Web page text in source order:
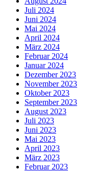
Juli 2024
Juni 2024
Mai 2024
April 2024
März 2024
Februar 2024
Januar 2024
Dezember 2023
November 2023
Oktober 2023
September 2023
August 2023
Juli 2023
Juni 2023
Mai 2023
April 2023
März 2023
Februar 2023